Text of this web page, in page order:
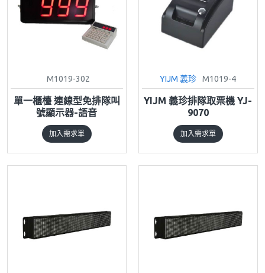
M1019-302
單一櫃檯 連線型免排隊叫
號顯示器-語音
加入需求單
YIJM 義珍 M1019-4
YIJM 義珍排隊取票機 YJ-
9070
加入需求單